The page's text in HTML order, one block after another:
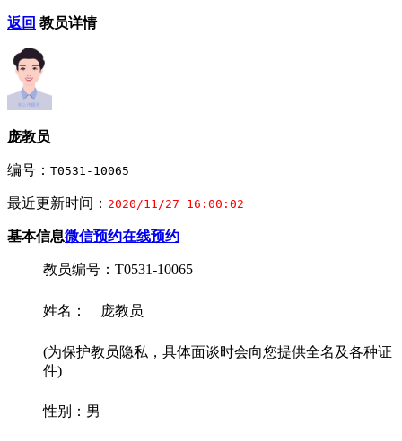
返回 教员详情
庞教员
编号： T0531-10065
最近更新时间： 2020/11/27 16:00:02
基本信息微信预约在线预约
教员编号：T0531-10065
姓名： 庞教员
(为保护教员隐私，具体面谈时会向您提供全名及各种证
件)
性别：男